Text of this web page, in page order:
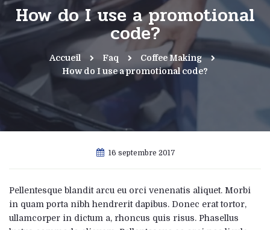
How do I use a promotional
code?
Accueil Faq
Coffee Making
How do I use a promotional code?
16 septembre 2017
Pellentesque blandit arcu eu orci venenatis aliquet. Morbi
in quam porta nibh hendrerit dapibus. Donec erat tortor,
ullamcorper in dictum a, rhoncus quis risus. Phasellus